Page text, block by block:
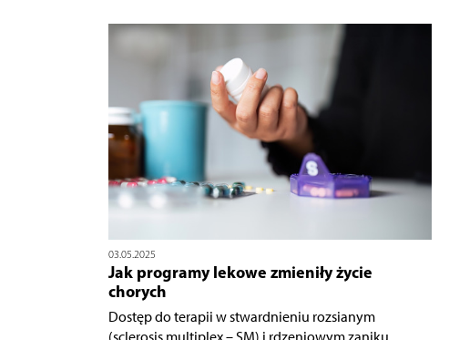
03.05.2025
Jak programy lekowe zmieniły życie
chorych
Dostęp do terapii w stwardnieniu rozsianym